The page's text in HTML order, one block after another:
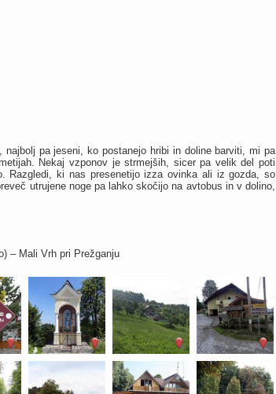
pa jeseni, ko postanejo hribi in doline barviti, mi pa
Nekaj vzponov je strmejših, sicer pa velik del poti
Razgledi, ki nas presenetijo izza ovinka ali iz gozda, so
utrujene noge pa lahko skočijo na avtobus in v dolino,
– Mali Vrh pri Prežganju